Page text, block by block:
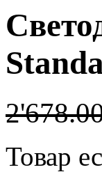
Товар